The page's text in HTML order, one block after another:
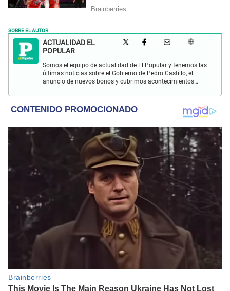
SOBRE EL AUTOR:
ACTUALIDAD EL
POPULAR
Somos el equipo de actualidad de El Popular y tenemos las
últimas noticias sobre el Gobierno de Pedro Castillo, el
anuncio de nuevos bonos y cubrimos acontecimientos